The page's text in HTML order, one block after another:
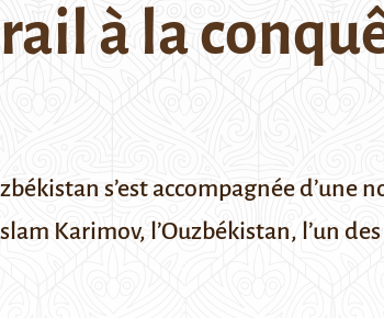
à la
s’est accompagnée
Karimov, l’Ouzbékistan, l’un